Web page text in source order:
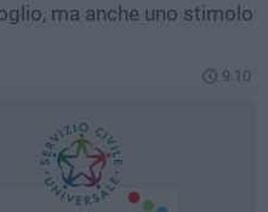
ma anche uno stimolo
9.10